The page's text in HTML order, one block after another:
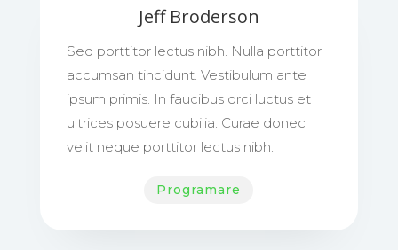
Jeff Broderson
Sed porttitor lectus nibh. Nulla porttitor
accumsan tincidunt. Vestibulum ante
ipsum primis. In faucibus orci luctus et
ultrices posuere cubilia. Curae donec
velit neque porttitor lectus nibh.
Programare